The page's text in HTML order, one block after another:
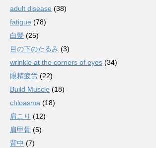
adult disease (38)
fatigue (78)
白髪 (25)
目の下のたるみ (3)
wrinkle at the corners of eyes (34)
眼精疲労 (22)
Build Muscle (18)
chloasma (18)
肩こり (12)
肩甲骨 (5)
背中 (7)